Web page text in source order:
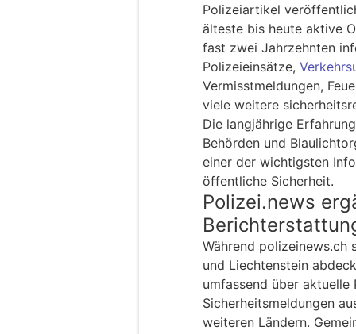
Polizeiartikel
älteste bis heute aktive
fast zwei Jahrzehnten
Polizeieinsätze,
Vermisstmeldungen,
viele weitere
Die langjährige
Behörden und
einer der wichtigsten
öffentliche Sicherheit.
Polizei.news
Während polizeinews.ch
und Liechtenstein
umfassend über aktuelle
Sicherheitsmeldungen
weiteren Ländern.